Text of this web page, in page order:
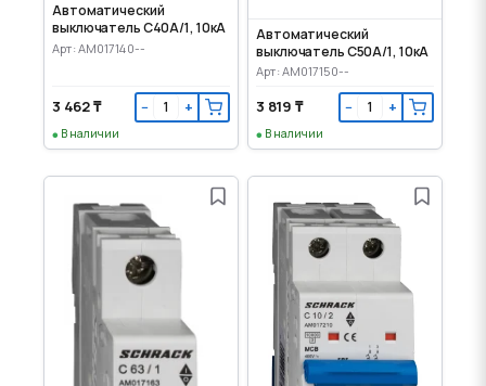
Автоматический
выключатель C40А/1, 10кА
Арт: AM017140--
3 462 ₸ − +
В наличии
Автоматический
выключатель C50А/1, 10кА
Арт: AM017150--
3 819 ₸ − +
В наличии